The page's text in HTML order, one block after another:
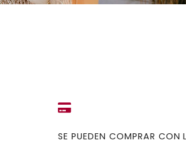
SE PUEDEN COMPRAR CON